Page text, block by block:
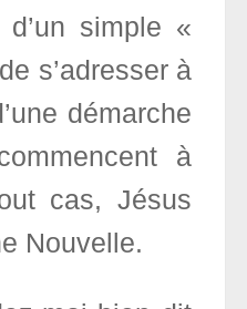
simple «
s’adresser à
démarche
à
cas, Jésus
Nouvelle.